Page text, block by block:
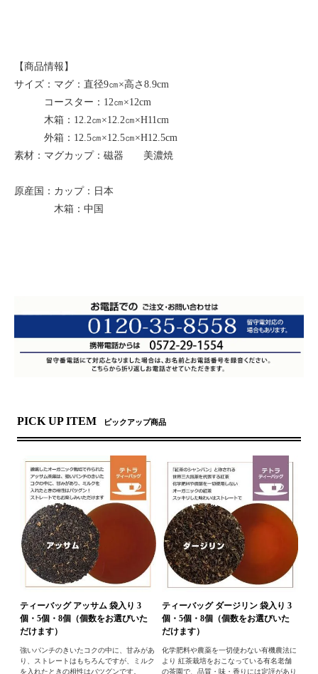
【商品情報】
サイズ：マグ：直径9㎝×高さ8.9cm
コースター：12㎝×12cm
木箱：12.2㎝×12.2㎝×H11cm
外箱：12.5㎝×12.5㎝×H12.5cm
素材：マグカップ：磁器 美濃焼
原産国：カップ：日本
木箱：中国
PICK UP ITEM ピックアップ商品
ティーバッグ アッサム 袋入り 3
個・5個・8個（個数をお選びいた
だけます）
強いパンチのきいたコクの中に、甘みがあ
り、ストレートはもちろんですが、ミルク
を入れたときの相性はバツグンです。
ティーバッグ ダージリン 袋入り 3
個・5個・8個（個数をお選びいた
だけます）
化学肥料や農薬を一切使わない有機農法に
より 紅茶栽培をおこなっている有名老舗
の茶園で、品質・味・香りには定評があり